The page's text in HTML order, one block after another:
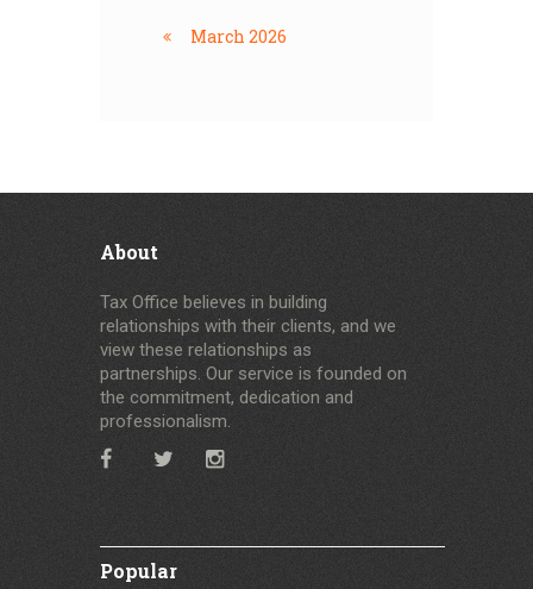
March 2026
About
Tax Office believes in building
relationships with their clients, and we
view these relationships as
partnerships. Our service is founded on
the commitment, dedication and
professionalism.
Popular